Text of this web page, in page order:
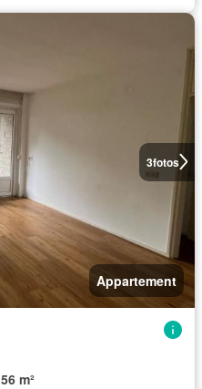
3fotos
Appartement
56 m²